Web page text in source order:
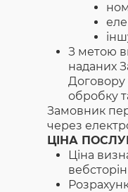
З метою
наданих
Договору
обробку
Замовник
через
ЦІНА
Ціна